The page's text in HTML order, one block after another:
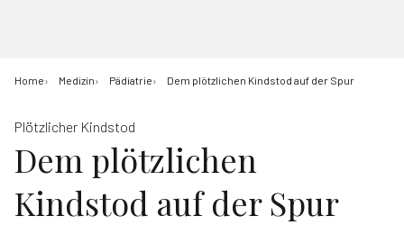
Home Medizin Pädiatrie Dem plötzlichen Kindstod auf der Spur
Plötzlicher Kindstod
Dem plötzlichen
Kindstod auf der Spur